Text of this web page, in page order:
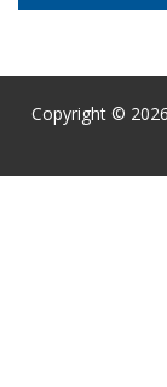
Copyright ©